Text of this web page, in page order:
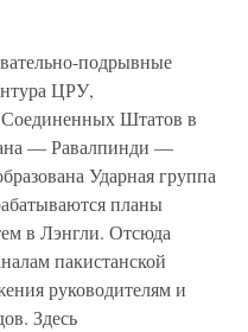
подрывные
ЦРУ,
Соединенных Штатов в
— Равалпинди —
Ударная группа
планы
в Лэнгли. Отсюда
пакистанской
руководителям и
Здесь